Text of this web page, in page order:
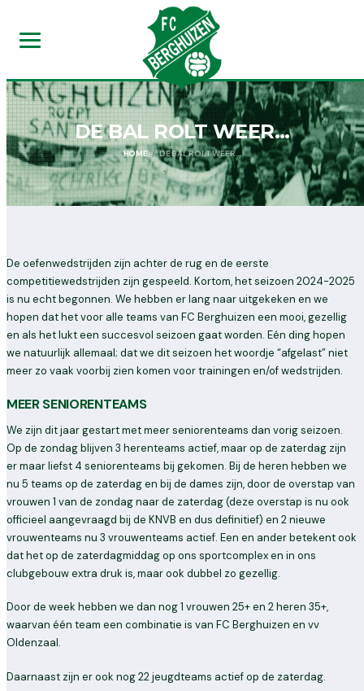
DE BAL ROLT WEER…
HOME DE BAL ROLT WEER…
De oefenwedstrijden zijn achter de rug en de eerste
competitiewedstrijden zijn gespeeld. Kortom, het seizoen 2024-2025
is nu echt begonnen. We hebben er lang naar uitgekeken en we
hopen dat het voor alle teams van FC Berghuizen een mooi, gezellig
en als het lukt een succesvol seizoen gaat worden. Eén ding hopen
we natuurlijk allemaal; dat we dit seizoen het woordje “afgelast” niet
meer zo vaak voorbij zien komen voor trainingen en/of wedstrijden.
MEER SENIORENTEAMS
We zijn dit jaar gestart met meer seniorenteams dan vorig seizoen.
Op de zondag blijven 3 herenteams actief, maar op de zaterdag zijn
er maar liefst 4 seniorenteams bij gekomen. Bij de heren hebben we
nu 5 teams op de zaterdag en bij de dames zijn, door de overstap van
vrouwen 1 van de zondag naar de zaterdag (deze overstap is nu ook
officieel aangevraagd bij de KNVB en dus definitief) en 2 nieuwe
vrouwenteams nu 3 vrouwenteams actief. Een en ander betekent ook
dat het op de zaterdagmiddag op ons sportcomplex en in ons
clubgebouw extra druk is, maar ook dubbel zo gezellig.
Door de week hebben we dan nog 1 vrouwen 25+ en 2 heren 35+,
waarvan één team een combinatie is van FC Berghuizen en vv
Oldenzaal.
Daarnaast zijn er ook nog 22 jeugdteams actief op de zaterdag.